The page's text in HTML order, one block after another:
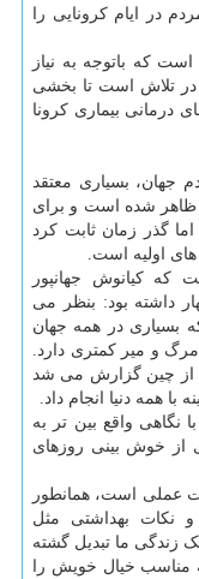
در ایام کرونایی را
که باتوجه به نیاز
در تلاش است تا بخشی
درمانی بیماری کرونا
جهان، بسیاری معتقد
ظاهر شده است و برای
اما گذر زمان ثابت کرد
اولیه است.
که کیانوش جهانپور
داشته بود: بنظر می
بسیاری در همه جهان
و میر کمتری دارد.
از چین گزارش می شد
همه دنیا انجام داد.
نگاهی واقع بین تر به
از خوش بینی روزهای
عملی است، همانطور
نکات بهداشتی مثل
زندگی ما تبدیل گشته
مناسب خیال خویش را